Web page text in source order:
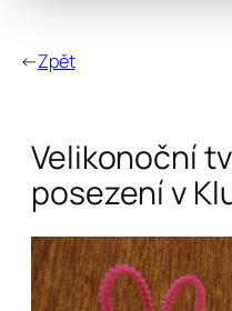
←Zpět
Velikonoční
posezení v